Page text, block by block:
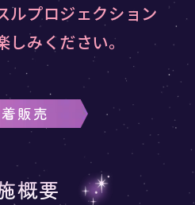
ルプロジェクション
みください。
販売
概要